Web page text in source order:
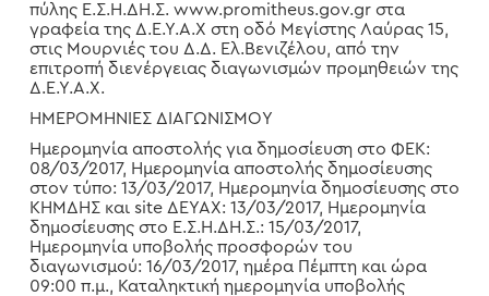
πύλης Ε.Σ.Η.ΔΗ.Σ. www.promitheus.gov.gr στα
γραφεία της Δ.Ε.Υ.Α.Χ στη οδό Μεγίστης Λαύρας 15,
στις Μουρνιές του Δ.Δ. Ελ.Βενιζέλου, από την
επιτροπή διενέργειας διαγωνισμών προμηθειών της
Δ.Ε.Υ.Α.Χ.
ΗΜΕΡΟΜΗΝΙΕΣ ΔΙΑΓΩΝΙΣΜΟΥ
Ημερομηνία αποστολής για δημοσίευση στο ΦΕΚ:
08/03/2017, Ημερομηνία αποστολής δημοσίευσης
στον τύπο: 13/03/2017, Ημερομηνία δημοσίευσης στο
ΚΗΜΔΗΣ και site ΔΕΥΑΧ: 13/03/2017, Ημερομηνία
δημοσίευσης στο Ε.Σ.Η.ΔΗ.Σ.: 15/03/2017,
Ημερομηνία υποβολής προσφορών του
διαγωνισμού: 16/03/2017, ημέρα Πέμπτη και ώρα
09:00 π.μ., Καταληκτική ημερομηνία υποβολής